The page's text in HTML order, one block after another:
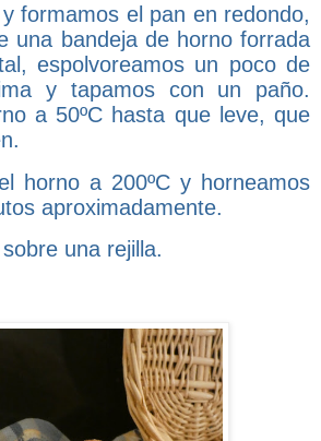
formamos el pan en redondo,
una bandeja de horno forrada
espolvoreamos un poco de
y tapamos con un paño.
a 50ºC hasta que leve, que
horno a 200ºC y horneamos
aproximadamente.
una rejilla.